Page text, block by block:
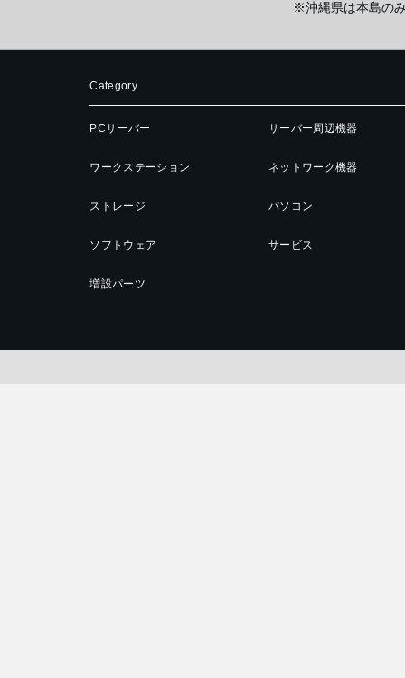
※沖縄県は本島の
Category
PCサーバー
ワークステーション
ストレージ
ソフトウェア
増設パーツ
サーバー周辺機器
ネットワーク機器
パソコン
サービス